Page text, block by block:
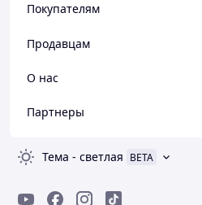
Покупателям
Продавцам
О нас
Партнеры
Тема - светлая BETA